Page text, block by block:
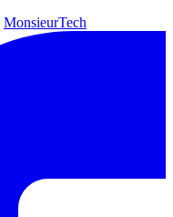
MonsieurTech